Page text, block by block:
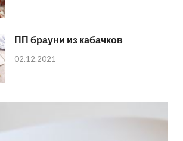
ПП брауни из кабачков
02.12.2021